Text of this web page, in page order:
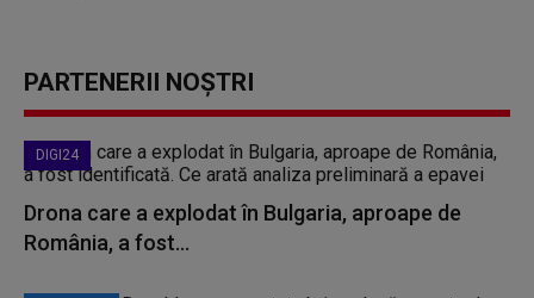
PARTENERII NOȘTRI
DIGI24
Drona care a explodat în Bulgaria, aproape de
România, a fost...